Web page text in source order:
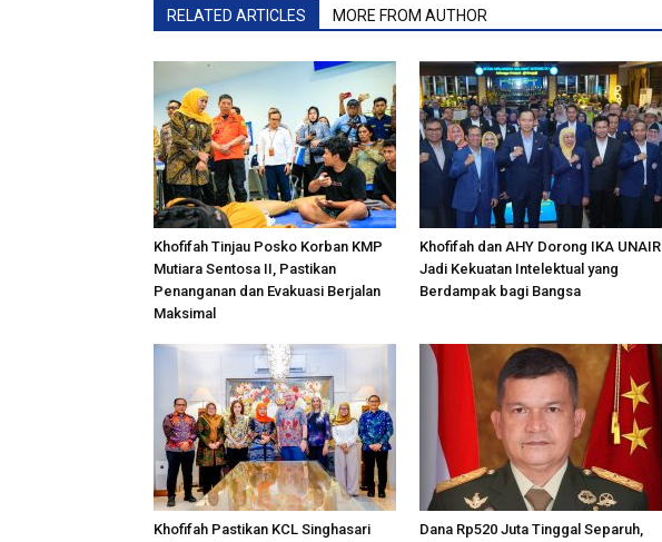
RELATED ARTICLES MORE FROM AUTHOR
Khofifah Tinjau Posko Korban KMP
Mutiara Sentosa II, Pastikan
Penanganan dan Evakuasi Berjalan
Maksimal
Khofifah dan AHY Dorong IKA UNAIR
Jadi Kekuatan Intelektual yang
Berdampak bagi Bangsa
Khofifah Pastikan KCL Singhasari
Dana Rp520 Juta Tinggal Separuh,